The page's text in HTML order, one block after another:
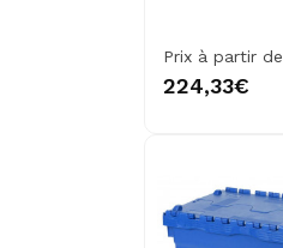
Prix à partir de
224,33€